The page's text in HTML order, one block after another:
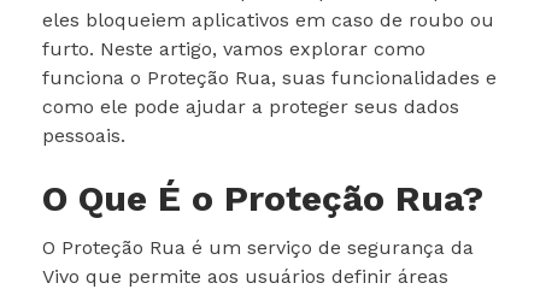
eles bloqueiem aplicativos em caso de roubo ou
furto. Neste artigo, vamos explorar como
funciona o Proteção Rua, suas funcionalidades e
como ele pode ajudar a proteger seus dados
pessoais.
O Que É o Proteção Rua?
O Proteção Rua é um serviço de segurança da
Vivo que permite aos usuários definir áreas